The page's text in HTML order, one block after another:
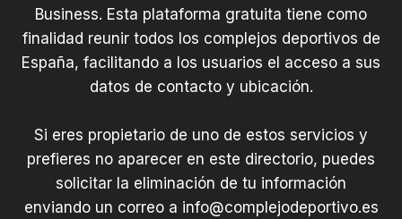
i
v
Business. Esta plataforma gratuita tiene como
finalidad reunir todos los complejos deportivos de
España, facilitando a los usuarios el acceso a sus
datos de contacto y ubicación.
Si eres propietario de uno de estos servicios y
prefieres no aparecer en este directorio, puedes
solicitar la eliminación de tu información
enviando un correo a info@complejodeportivo.es